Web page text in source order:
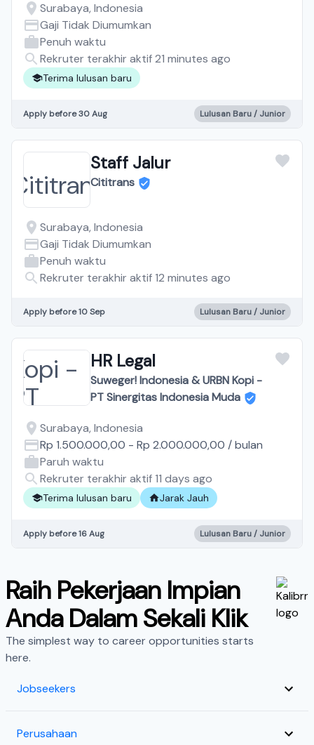
Surabaya, Indonesia
Gaji Tidak Diumumkan
Penuh waktu
Rekruter terakhir aktif 21 minutes ago
Terima lulusan baru
Apply before 30 Aug Lulusan Baru / Junior
Staff Jalur
Cititrans
Surabaya, Indonesia
Gaji Tidak Diumumkan
Penuh waktu
Rekruter terakhir aktif 12 minutes ago
Apply before 10 Sep Lulusan Baru / Junior
HR Legal
Suweger! Indonesia & URBN Kopi -
PT Sinergitas Indonesia Muda
Surabaya, Indonesia
Rp 1.500.000,00 - Rp 2.000.000,00 /bulan
Paruh waktu
Rekruter terakhir aktif 11 days ago
Terima lulusan baru Jarak Jauh
Apply before 16 Aug Lulusan Baru / Junior
Raih Pekerjaan Impian
Anda Dalam Sekali Klik
The simplest way to career opportunities starts
here.
Jobseekers
Perusahaan